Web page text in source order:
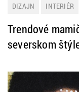
DIZAJN INTERIÉR
Trendové
severskom